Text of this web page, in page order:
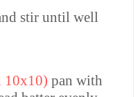
stir until well
10x10) pan with